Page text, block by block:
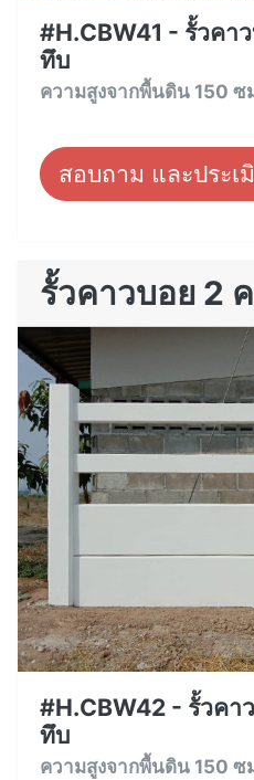
#H.CBW41 - รั้วคา
ทึบ
ความสูงจากพื้นดิน 150 ซ
สอบถาม และประเ
รั้วคาวบอย 2
#H.CBW42 - รั้วคา
ทึบ
ความสูงจากพื้นดิน 150 ซ